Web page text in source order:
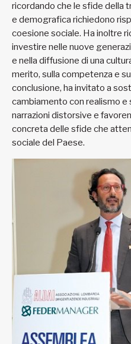
ricordando che le sfide della
e demografica richiedono
coesione sociale. Ha inoltre
investire nelle nuove
e nella diffusione di una
merito, sulla competenza e
conclusione, ha invitato a
cambiamento con realismo
narrazioni distorsive e
concreta delle sfide che
sociale del Paese.